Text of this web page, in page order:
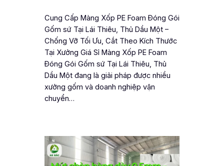
Cung Cấp Màng Xốp PE Foam Đóng Gói
Gốm sứ Tại Lái Thiêu, Thủ Dầu Một –
Chống Vỡ Tối Ưu, Cắt Theo Kích Thước
Tại Xưởng Giá Sỉ Màng Xốp PE Foam
Đóng Gói Gốm sứ Tại Lái Thiêu, Thủ
Dầu Một đang là giải pháp được nhiều
xưởng gốm và doanh nghiệp vận
chuyển…